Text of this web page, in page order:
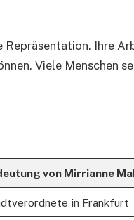
Repräsentation. Ihre
Viele Menschen
von Mirrianne
in Frankfurt